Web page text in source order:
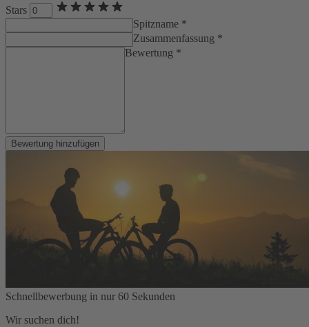
Stars
Spitzname *
Zusammenfassung *
Bewertung *
Bewertung hinzufügen
Schnellbewerbung in nur 60 Sekunden
Wir suchen dich!